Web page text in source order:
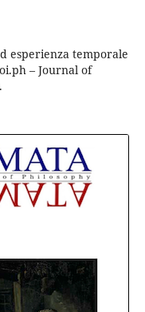
esperienza temporale
– Journal of